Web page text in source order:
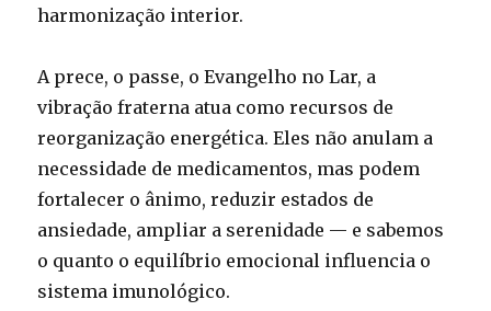
harmonização interior.
A prece, o passe, o Evangelho no Lar, a
vibração fraterna atua como recursos de
reorganização energética. Eles não anulam a
necessidade de medicamentos, mas podem
fortalecer o ânimo, reduzir estados de
ansiedade, ampliar a serenidade — e sabemos
o quanto o equilíbrio emocional influencia o
sistema imunológico.